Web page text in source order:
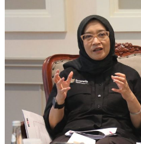
Lainnya